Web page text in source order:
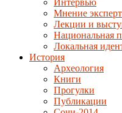
Мнение
Лекции и
Национальная
Локальная
История
Археология
Книги
Прогулки
Публикации